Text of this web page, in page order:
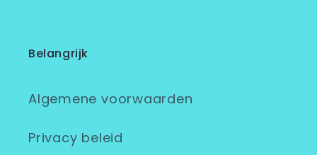
Belangrijk
Algemene voorwaarden
Privacy beleid